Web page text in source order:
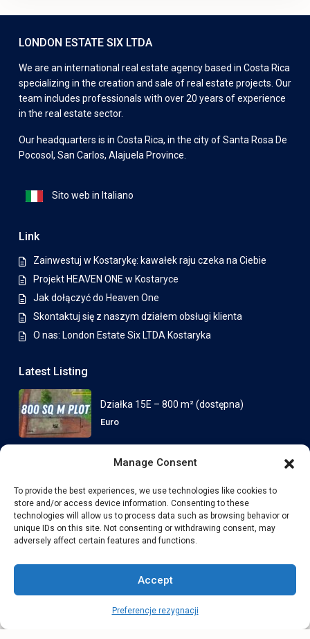
Manage Consent
To provide the best experiences, we use technologies like cookies to
store and/or access device information. Consenting to these
technologies will allow us to process data such as browsing behavior or
unique IDs on this site. Not consenting or withdrawing consent, may
adversely affect certain features and functions.
Accept
Preferencje rezygnacji
LONDON ESTATE SIX LTDA
We are an international real estate agency based in Costa Rica
specializing in the creation and sale of real estate projects. Our
team includes professionals with over 20 years of experience
in the real estate sector.
Our headquarters is in Costa Rica, in the city of Santa Rosa De
Pocosol, San Carlos, Alajuela Province.
Sito web in Italiano
Link
Zainwestuj w Kostarykę: kawałek raju czeka na Ciebie
Projekt HEAVEN ONE w Kostaryce
Jak dołączyć do Heaven One
Skontaktuj się z naszym działem obsługi klienta
O nas: London Estate Six LTDA Kostaryka
Latest Listing
Działka 15E – 800 m² (dostępna)
Euro
Działka 7E z domem ECONEST 88
od Euro
Copyright London Estate SIX LTDA. All Rights Reserved.